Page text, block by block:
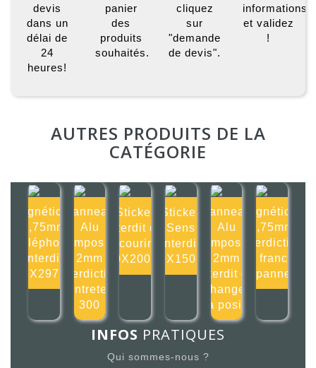
devis
dans un
délai de
24
heures!
panier
des
produits
souhaités.
cliquez
sur
"demande
de devis".
informations
et validez
!
AUTRES PRODUITS DE LA
CATÉGORIE
Magnétique
0,75mm
Téléphone
interdit
105X297mm
Panneau
Alu
composite
2mm
Interdiction
d'entretenir
300
Sticker
Interdit de
courir
200X200mm
Sticker
Sens
interdit
150X150mm
Panneau
Alu
composite
2mm
Interdit de
changer
la positi
Magnétique
0,75mm
Interdiction
de franchir
ce panneau
INFOS PRATIQUES
Qui sommes-nous ?